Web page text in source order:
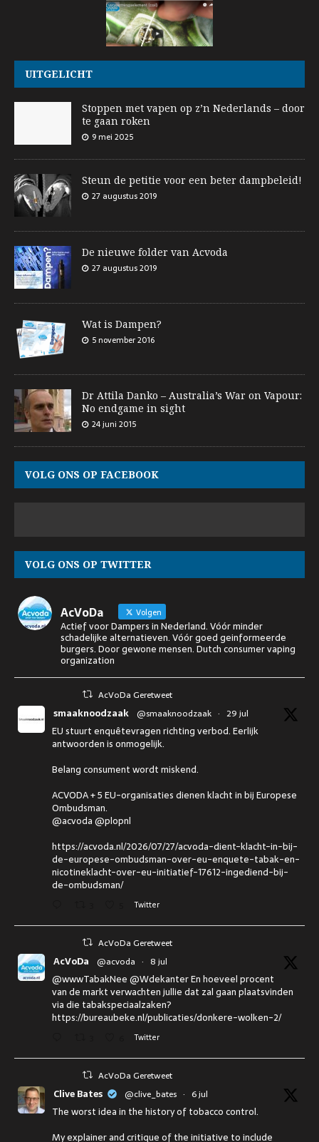
UITGELICHT
Stoppen met vapen op z’n Nederlands – door
te gaan roken
9 mei 2025
Steun de petitie voor een beter dampbeleid!
27 augustus 2019
De nieuwe folder van Acvoda
27 augustus 2019
Wat is Dampen?
5 november 2016
Dr Attila Danko – Australia’s War on Vapour:
No endgame in sight
24 juni 2015
VOLG ONS OP FACEBOOK
VOLG ONS OP TWITTER
AcVoDa Volgen
Actief voor Dampers in Nederland. Vóór minder
schadelijke alternatieven. Vóór goed geinformeerde
burgers. Door gewone mensen. Dutch consumer vaping
organization
AcVoDa Geretweet
smaaknoodzaak @smaaknoodzaak · 29 jul
EU stuurt enquêtevragen richting verbod. Eerlijk
antwoorden is onmogelijk.
Belang consument wordt miskend.
ACVODA + 5 EU-organisaties dienen klacht in bij Europese
Ombudsman.
@acvoda @plopnl
https://acvoda.nl/2026/07/27/acvoda-dient-klacht-in-bij-
de-europese-ombudsman-over-eu-enquete-tabak-en-
nicotineklacht-over-eu-initiatief-17612-ingediend-bij-
de-ombudsman/
Twitter
AcVoDa Geretweet
AcVoDa @acvoda · 8 jul
@wwwTabakNee @Wdekanter En hoeveel procent
van de markt verwachten jullie dat zal gaan plaatsvinden
via die tabakspeciaalzaken?
https://bureaubeke.nl/publicaties/donkere-wolken-2/
Twitter
AcVoDa Geretweet
Clive Bates @clive_bates · 6 jul
The worst idea in the history of tobacco control.
My explainer and critique of the initiative to include